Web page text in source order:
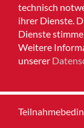
Home
Impressum
technisch
ihrer Dienste.
Dienste
Weitere
unserer